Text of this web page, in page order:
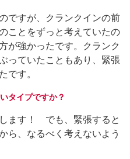
ですが、クランクインの前
ことをずっと考えていたの
が強かったです。クランク
っていたこともあり、緊張
です。
タイプですか？
ます！ でも、緊張すると
ら、なるべく考えないよう